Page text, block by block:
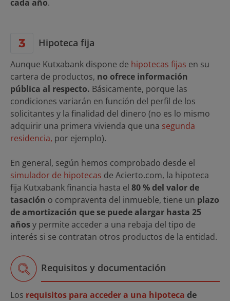
cada año.
Hipoteca fija
Aunque Kutxabank dispone de hipotecas fijas en su
cartera de productos, no ofrece información
pública al respecto. Básicamente, porque las
condiciones variarán en función del perfil de los
solicitantes y la finalidad del dinero (no es lo mismo
adquirir una primera vivienda que una segunda
residencia, por ejemplo).
En general, según hemos comprobado desde el
simulador de hipotecas de Acierto.com, la hipoteca
fija Kutxabank financia hasta el 80 % del valor de
tasación o compraventa del inmueble, tiene un plazo
de amortización que se puede alargar hasta 25
añosy permite acceder a una rebaja del tipo de
interés si se contratan otros productos de la entidad.
Requisitos y documentación
Los requisitos para acceder a una hipoteca de